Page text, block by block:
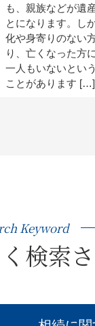
も、親族などが遺
とになります。し
化や身寄りのない
り、亡くなった方
一人もいないとい
ことがあります […]
Keyword
検索